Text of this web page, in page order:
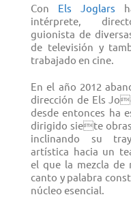
Con Els Joglars
intérprete,
guionista de
de televisión y
trabajado en cine.
En el año 2012
dirección de Els
desde entonces ha
dirigido siete obras
inclinando su
artística hacia un
el que la mezcla de
canto y palabra
núcleo esencial.